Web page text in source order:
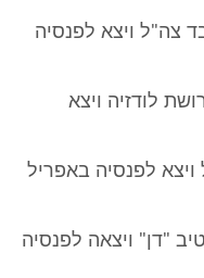
צה"ל ויצא לפנסיה
לודזיה ויצא
לפנסיה באפריל
"דן" ויצאה לפנסיה